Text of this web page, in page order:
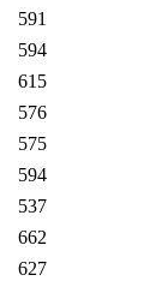
591
594
615
576
575
594
537
662
627